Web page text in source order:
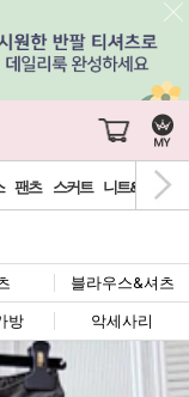
팬츠 스커트 니트&가디건
블라우스&셔츠
방 악세사리